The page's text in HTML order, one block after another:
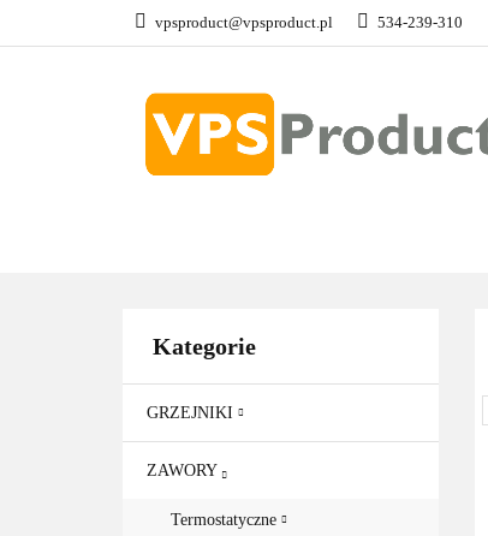
vpsproduct@vpsproduct.pl 534-239-310
GRZEJNIKI
Kategorie
GRZEJNIKI
ZAWORY
Termostatyczne